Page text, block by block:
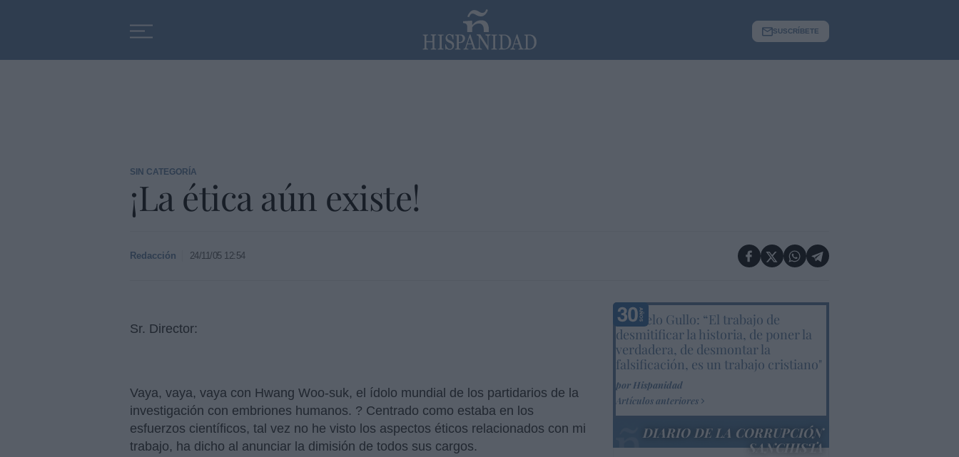
SUSCRÍBETE
SIN CATEGORÍA
¡La ética aún existe!
Redacción 24/11/05 12:54
Sr. Director:
Vaya, vaya, vaya con Hwang Woo-suk, el ídolo mundial de los partidarios de la
investigación con embriones humanos. ? Centrado como estaba en los
esfuerzos científicos, tal vez no he visto los aspectos éticos relacionados con mi
trabajo, ha dicho al anunciar la dimisión de todos sus cargos.
Marcelo Gullo: “El trabajo de
desmitificar la historia, de poner la
verdadera, de desmontar la
falsificación, es un trabajo cristiano"
por Hispanidad
Artículos anteriores
DIARIO DE LA CORRUPCIÓN
SANCHISTA